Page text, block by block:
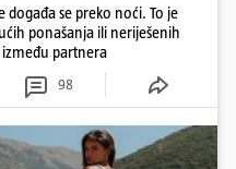
se preko noći. To je
ponašanja ili neriješenih
partnera
98